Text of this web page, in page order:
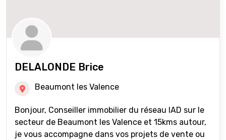
DELALONDE Brice
Beaumont les Valence
Bonjour, Conseiller immobilier du réseau IAD sur le
secteur de Beaumont les Valence et 15kms autour,
je vous accompagne dans vos projets de vente ou